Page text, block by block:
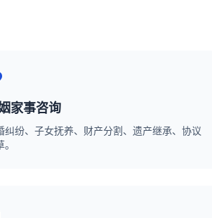
家事咨询
纠纷、子女抚养、财产分割、遗产继承、协议